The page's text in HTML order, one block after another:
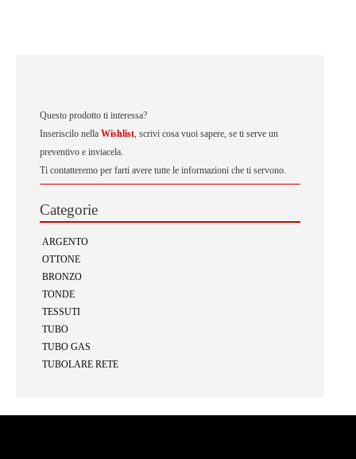
Questo prodotto ti interessa?
Inseriscilo nella Wishlist, scrivi cosa vuoi sapere, se ti serve un
preventivo e inviacela.
Ti contatteremo per farti avere tutte le informazioni che ti servono.
Categorie
ARGENTO
OTTONE
BRONZO
TONDE
TESSUTI
TUBO
TUBO GAS
TUBOLARE RETE